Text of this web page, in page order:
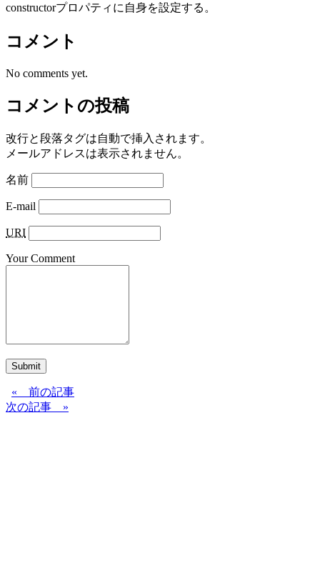
constructorプロパティに自身を設定する。
コメント
No comments yet.
コメントの投稿
改行と段落タグは自動で挿入されます。
メールアドレスは表示されません。
名前
E-mail
URI
Your Comment
Submit
« 前の記事
次の記事 »